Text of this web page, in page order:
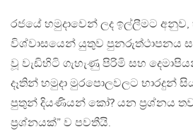
රජයේ හමුදාවෙන් ලද ඉල්ලීමට
විශ්වාසයෙන් යුතුව පුනරුත්ථාපනය
වූ වැඩිහිටි ගැහැණු පිරිමි සහ
දෑතින් හමුදා මුරපොලවලට භාරදුන්
පුතුන් දියණියන් කෝ? යන ප්‍රශ්නය
ප්‍රශ්නයක්” ව පවතීයි.